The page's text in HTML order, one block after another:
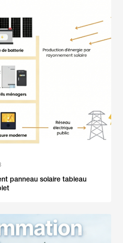
panneau solaire tableau